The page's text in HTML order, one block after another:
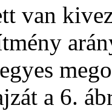
van
a 6.